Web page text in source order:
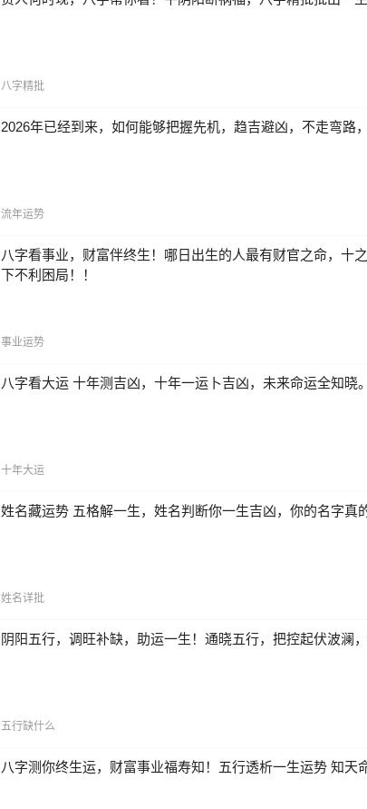
八字精批
2026年已经到来，如何能够把握先机，趋吉避凶，不走弯路
流年运势
八字看事业，财富伴终生！哪日出生的人最有财官之命，十
下不利困局！！
事业运势
八字看大运 十年测吉凶，十年一运卜吉凶，未来命运全知晓。
十年大运
姓名藏运势 五格解一生，姓名判断你一生吉凶，你的名字真
姓名详批
阴阳五行，调旺补缺，助运一生！通晓五行，把控起伏波澜
五行缺什么
八字测你终生运，财富事业福寿知！五行透析一生运势 知天